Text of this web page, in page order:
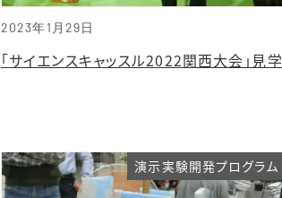
2023年1月29日
「サイエンスキャッスル2022関西大会」見学
演示実験開発プログラム